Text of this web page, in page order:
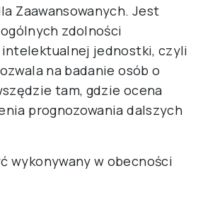
Zaawansowanych. Jest
zdolności
intelektualnej jednostki, czyli
na badanie osób o
tam, gdzie ocena
prognozowania dalszych
wykonywany w obecności